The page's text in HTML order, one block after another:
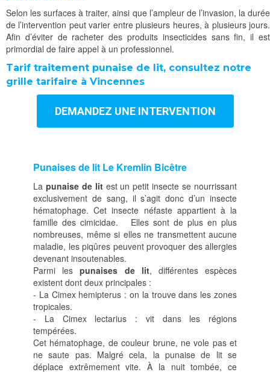
Selon les surfaces à traiter, ainsi que l’ampleur de l’invasion, la durée
de l’intervention peut varier entre plusieurs heures, à plusieurs jours.
Afin d’éviter de racheter des produits insecticides sans fin, il est
primordial de faire appel à un professionnel.
Tarif traitement punaise de lit, consultez notre
grille tarifaire à Vincennes
DEMANDEZ UNE INTERVENTION
Punaises de lit Le Kremlin Bicêtre
La punaise de litest un petit insecte se nourrissant
exclusivement de sang, il s’agit donc d’un insecte
hématophage. Cet insecte néfaste appartient à la
famille des cimicidae. Elles sont de plus en plus
nombreuses, même si elles ne transmettent aucune
maladie, les piqûres peuvent provoquer des allergies
devenant insoutenables.
Parmi lespunaises de lit, différentes espèces
existent dont deux principales :
- La Cimex hemipterus : on la trouve dans les zones
tropicales.
- La Cimex lectarius : vit dans les régions
tempérées.
Cet hématophage, de couleur brune, ne vole pas et
ne saute pas. Malgré cela, la punaise de lit se
déplace extrêmement vite. À la nuit tombée, ce